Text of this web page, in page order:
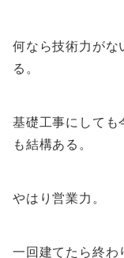
何なら技術力がな
る。
基礎工事にしても
も結構ある。
やはり営業力。
一回建てたら終わ